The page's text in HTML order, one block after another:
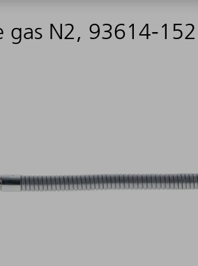
gas N2, 93614-152